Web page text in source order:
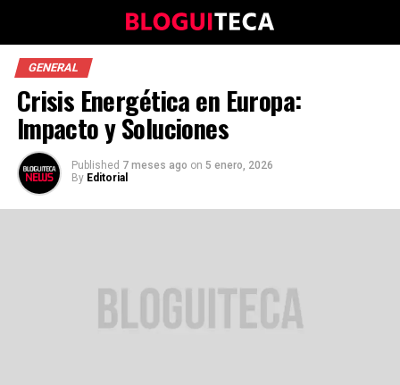
GENERAL
Crisis Energética en Europa:
Impacto y Soluciones
Published 7 meses ago on 5 enero, 2026
By Editorial